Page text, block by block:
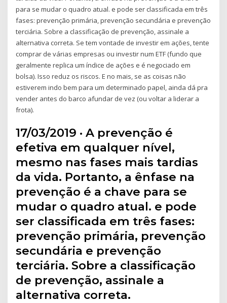
para se mudar o quadro atual. e pode ser classificada em três
fases: prevenção primária, prevenção secundária e prevenção
terciária. Sobre a classificação de prevenção, assinale a
alternativa correta. Se tem vontade de investir em ações, tente
comprar de várias empresas ou investir num ETF (fundo que
geralmente replica um índice de ações e é negociado em
bolsa). Isso reduz os riscos. E no mais, se as coisas não
estiverem indo bem para um determinado papel, ainda dá pra
vender antes do barco afundar de vez (ou voltar a liderar a
frota).
17/03/2019 · A prevenção é
efetiva em qualquer nível,
mesmo nas fases mais tardias
da vida. Portanto, a ênfase na
prevenção é a chave para se
mudar o quadro atual. e pode
ser classificada em três fases:
prevenção primária, prevenção
secundária e prevenção
terciária. Sobre a classificação
de prevenção, assinale a
alternativa correta.